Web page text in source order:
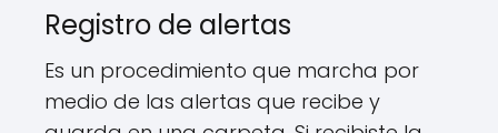
Registro de alertas
Es un procedimiento que marcha por
medio de las alertas que recibe y